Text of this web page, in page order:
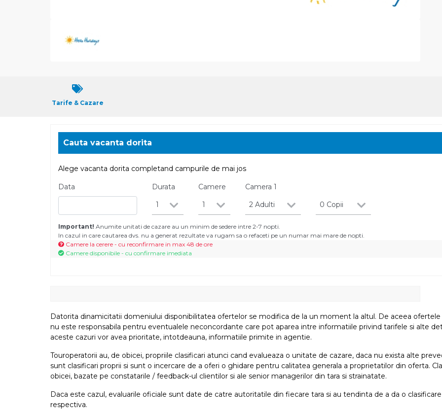
Tarife & Cazare
Cauta vacanta dorita
Alege vacanta dorita completand campurile de mai jos
Data
Durata
1
Camere
1
Camera1
2 Adulti
0 Copii
Important! Anumite unitati de cazare au un minim de sedere intre 2-7 nopti.
In cazul in care cautarea dvs. nu a generat rezultate va rugam sa o refaceti pe un numar mai mare de nopti.
Camere la cerere - cu reconfirmare in max 48 de ore
Camere disponibile - cu confirmare imediata
Datorita dinamicitatii domeniului disponibilitatea ofertelor se modifica de la un moment la altul. De aceea
nu este responsabila pentru eventualele neconcordante care pot aparea intre informatiile privind tarifele si alte
aceste cazuri vor avea prioritate, intotdeauna, informatiile primite in agentie.
Touroperatorii au, de obicei, propriile clasificari atunci cand evalueaza o unitate de cazare, daca nu exista alte
sunt clasificari proprii si sunt o incercare de a oferi o ghidare pentru calitatea generala a proprietatilor din oferta.
obicei, bazate pe constatarile / feedback-ul clientilor si ale senior managerilor din tara si strainatate.
Daca este cazul, evaluarile oficiale sunt date de catre autoritatile din fiecare tara si au tendinta de a da o
respectiva.